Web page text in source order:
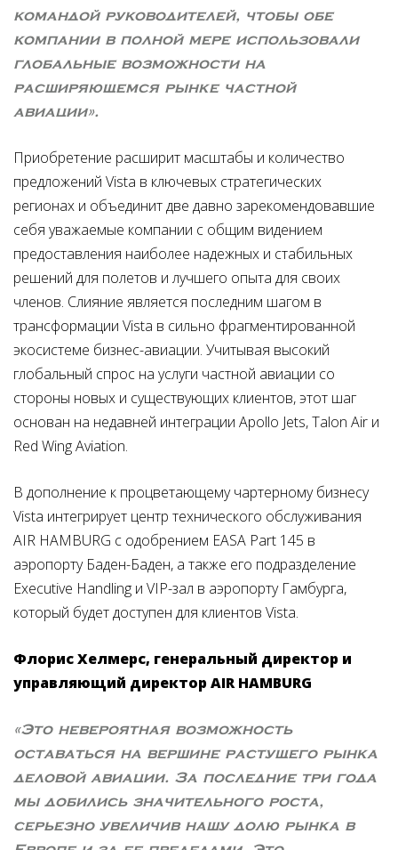
командой руководителей, чтобы обе
компании в полной мере использовали
глобальные возможности на
расширяющемся рынке частной
авиации».
Приобретение расширит масштабы и количество
предложений Vista в ключевых стратегических
регионах и объединит две давно зарекомендовавшие
себя уважаемые компании с общим видением
предоставления наиболее надежных и стабильных
решений для полетов и лучшего опыта для своих
членов. Слияние является последним шагом в
трансформации Vista в сильно фрагментированной
экосистеме бизнес-авиации. Учитывая высокий
глобальный спрос на услуги частной авиации со
стороны новых и существующих клиентов, этот шаг
основан на недавней интеграции Apollo Jets, Talon Air и
Red Wing Aviation.
В дополнение к процветающему чартерному бизнесу
Vista интегрирует центр технического обслуживания
AIR HAMBURG с одобрением EASA Part 145 в
аэропорту Баден-Баден, а также его подразделение
Executive Handling и VIP-зал в аэропорту Гамбурга,
который будет доступен для клиентов Vista.
Флорис Хелмерс, генеральный директор и
управляющий директор AIR HAMBURG
«Это невероятная возможность
оставаться на вершине растущего рынка
деловой авиации. За последние три года
мы добились значительного роста,
серьезно увеличив нашу долю рынка в